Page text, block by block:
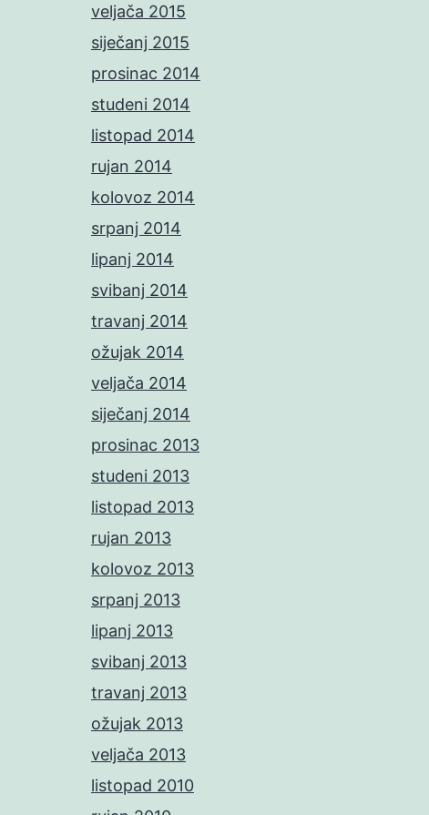
veljača 2015
siječanj 2015
prosinac 2014
studeni 2014
listopad 2014
rujan 2014
kolovoz 2014
srpanj 2014
lipanj 2014
svibanj 2014
travanj 2014
ožujak 2014
veljača 2014
siječanj 2014
prosinac 2013
studeni 2013
listopad 2013
rujan 2013
kolovoz 2013
srpanj 2013
lipanj 2013
svibanj 2013
travanj 2013
ožujak 2013
veljača 2013
listopad 2010